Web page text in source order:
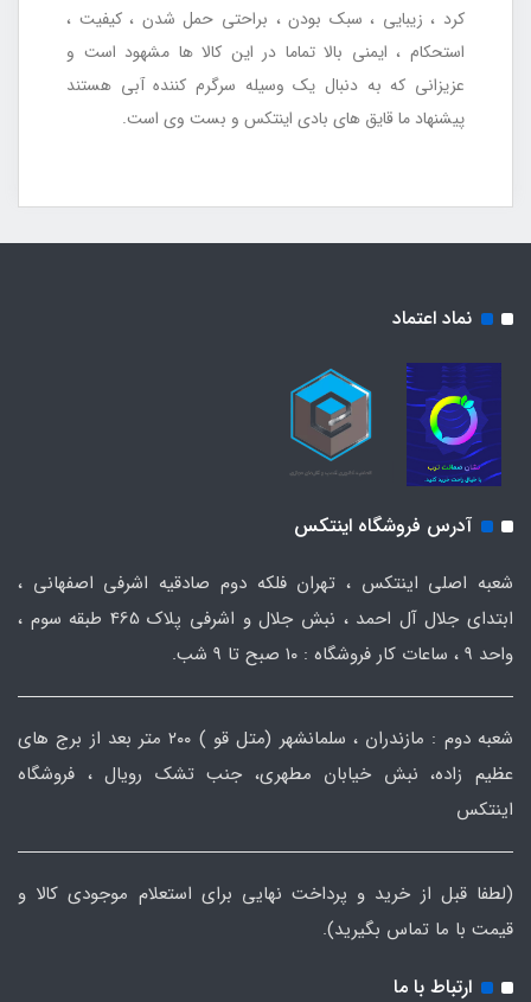
کرد ، زیبایی ، سبک بودن ، براحتی حمل شدن ، کیفیت ،
استحکام ، ایمنی بالا تماما در این کالا ها مشهود است و
عزیزانی که به دنبال یک وسیله سرگرم کننده آبی هستند
پیشنهاد ما قایق های بادی اینتکس و بست وی است.
نماد اعتماد
آدرس فروشگاه اینتکس
شعبه اصلی اینتکس ، تهران فلکه دوم صادقیه اشرفی اصفهانی ،
ابتدای جلال آل احمد ، نبش جلال و اشرفی پلاک 465 طبقه سوم ،
واحد ۹ ، ساعات کار فروشگاه : ۱۰ صبح تا ۹ شب.
شعبه دوم : مازندران ، سلمانشهر (متل قو ) ۲۰۰ متر بعد از برج های
عظیم زاده، نبش خیابان مطهری، جنب تشک رویال ، فروشگاه
اینتکس
(لطفا قبل از خرید و پرداخت نهایی برای استعلام موجودی کالا و
قیمت با ما تماس بگیرید).
ارتباط با ما